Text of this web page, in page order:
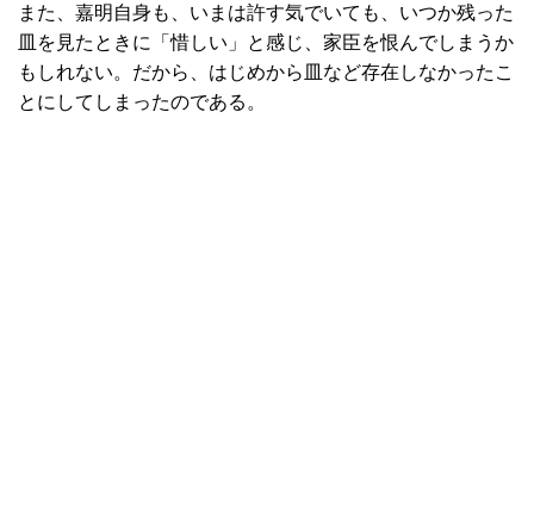
また、嘉明自身も、いまは許す気でいても、いつか残った
皿を見たときに「惜しい」と感じ、家臣を恨んでしまうか
もしれない。だから、はじめから皿など存在しなかったこ
とにしてしまったのである。